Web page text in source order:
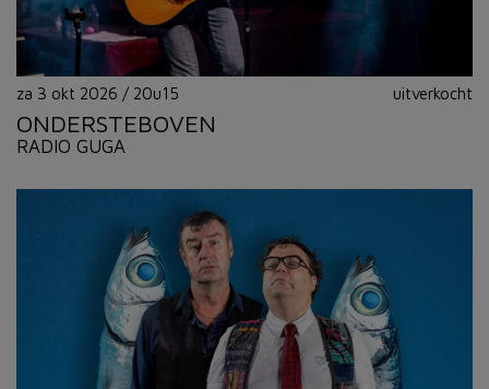
za 3 okt 2026 / 20u15 uitverkocht
ONDERSTEBOVEN
RADIO GUGA